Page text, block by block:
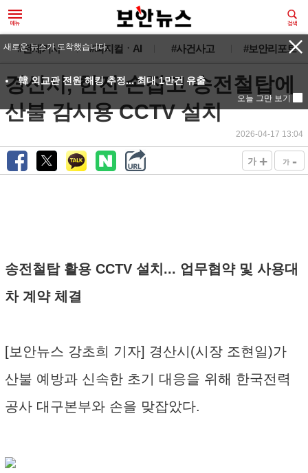
#전체기사 #피지컬ㆍAI #사건사고 #보안리포트
경산시, 한전 손잡고 송전철탑에
산불 감시용 CCTV 설치
2026-04-17 13:04
가 + 가 -
송전철탑 활용 CCTV 설치... 업무협약 및 사용대
차 계약 체결
[보안뉴스 강초희 기자] 경산시(시장 조현일)가
산불 예방과 신속한 초기 대응을 위해 한국전력
공사 대구본부와 손을 맞잡았다.
새로운 뉴스가 도착했습니다.
韓 외교관 전원 해킹 추정... 최대 1만건 유출
오늘 그만 보기